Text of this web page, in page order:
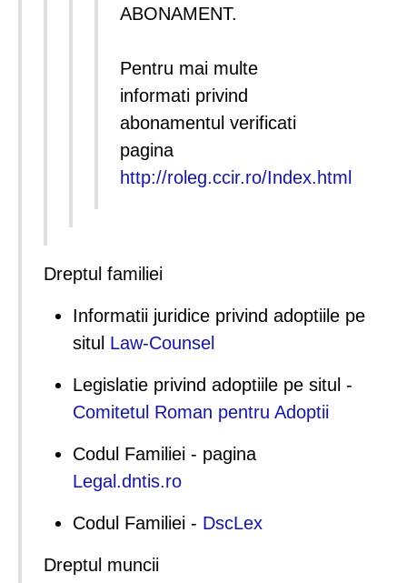
ABONAMENT.
Pentru mai multe
informati privind
abonamentul verificati
pagina
http://roleg.ccir.ro/Index.html
Dreptul familiei
Informatii juridice privind adoptiile pe
situl Law-Counsel
Legislatie privind adoptiile pe situl -
Comitetul Roman pentru Adoptii
Codul Familiei - pagina
Legal.dntis.ro
Codul Familiei - DscLex
Dreptul muncii